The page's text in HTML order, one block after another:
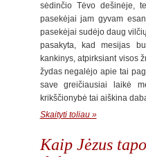
sėdinčio Tėvo dešinėje,
pasekėjai jam gyvam
pasekėjai sudėjo daug
pasakyta, kad mesijas
kankinys, atpirksiant visos
žydas negalėjo apie tai
save greičiausiai laikė
krikščionybė tai aiškina
Skaityti toliau »
Kaip Jėzus